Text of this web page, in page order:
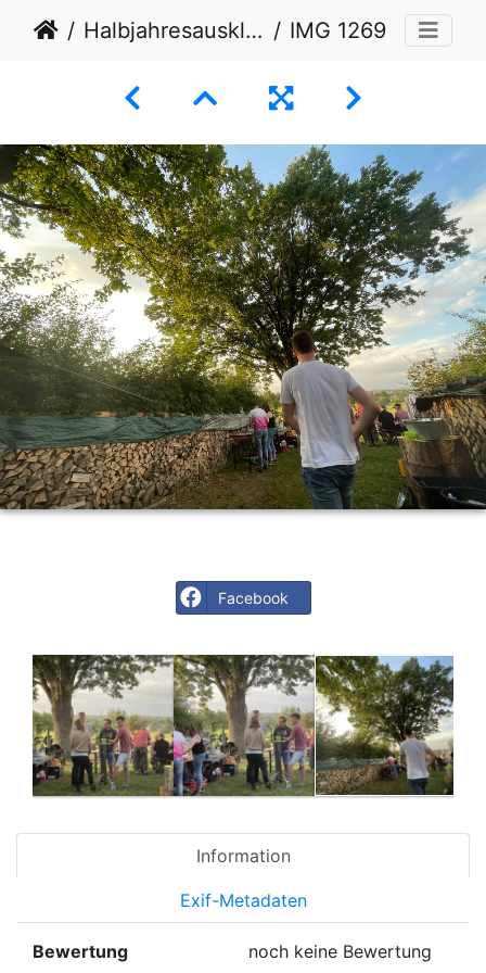
Halbjahresausklang IMG 1269
Facebook
Information
Exif-Metadaten
Bewertung noch keine Bewertung